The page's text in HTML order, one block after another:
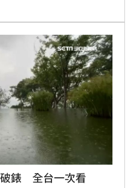
錶 全台一次看